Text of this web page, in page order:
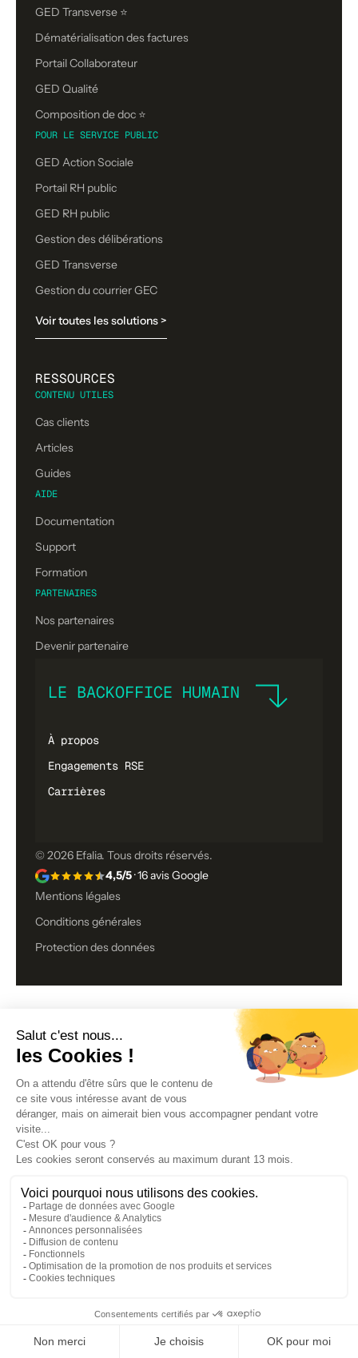
GED Transverse ⭐
Dématérialisation des factures
Portail Collaborateur
GED Qualité
Composition de doc ⭐️
POUR LE SERVICE PUBLIC
GED Action Sociale
Portail RH public
GED RH public
Gestion des délibérations
GED Transverse
Gestion du courrier GEC
Voir toutes les solutions >
RESSOURCES
CONTENU UTILES
Cas clients
Articles
Guides
AIDE
Documentation
Support
Formation
PARTENAIRES
Nos partenaires
Devenir partenaire
LE BACKOFFICE HUMAIN
À propos
Engagements RSE
Carrières
© 2026 Efalia. Tous droits réservés.
4,5/5· 16 avis Google
Mentions légales
Conditions générales
Protection des données
Vous n’avez toujours pas trouvé ce
que vous cherchiez ?
PAUSE ☕️
PLAY